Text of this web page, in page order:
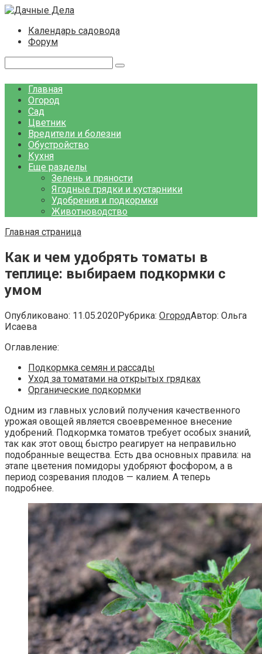
Перейти
контентуКалендарь садовода
Форум
Главная
Огород
Сад
Цветник
Вредители и болезни
Обустройство
Кухня
Еще разделы
Зелень и пряности
Ягодные грядки и кустарники
Удобрения и подкормки
Животноводство
Главная страница
Как и чем удобрять томаты в
теплице: выбираем подкормки с
умом
Опубликовано: 11.05.2020Рубрика: ОгородАвтор: Ольга
Исаева
Оглавление:
Подкормка семян и рассады
Уход за томатами на открытых грядках
Органические подкормки
Одним из главных условий получения качественного
урожая овощей является своевременное внесение
удобрений. Подкормка томатов требует особых знаний,
так как этот овощ быстро реагирует на неправильно
подобранные вещества. Есть два основных правила: на
этапе цветения помидоры удобряют фосфором, а в
период созревания плодов — калием. А теперь
подробнее.